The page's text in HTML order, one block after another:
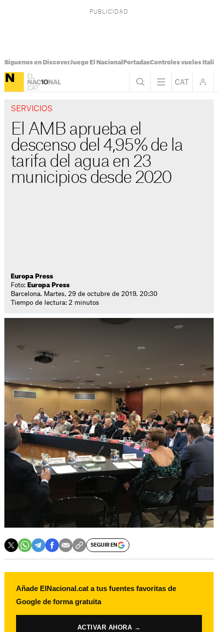
Síguenos en DiscoverJuego El Nacional PortadasControles vuelos Italia
SERVICIOS
El AMB aprueba el
descenso del 4,95% de la
tarifa del agua en 23
municipios desde 2020
Europa Press
Foto: Europa Press
Barcelona. Martes, 29 de octubre de 2019. 20:30
Tiempo de lectura: 2 minutos
SEGUIR EN
Añade ElNacional.cat a tus fuentes favoritas de
Google de forma gratuita
ACTIVAR AHORA →